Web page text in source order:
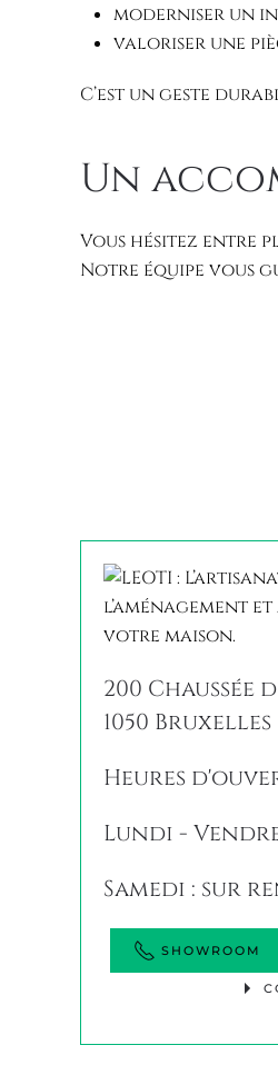
moderniser un
valoriser une
C’est un geste
Un
Vous hésitez entre
Notre équipe vous
200 Chaussée
1050 Bruxelles
Heures
Lundi -
Samedi : sur
SHOWROOM